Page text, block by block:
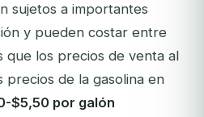
sujetos a importantes
y pueden costar entre
que los precios de venta al
precios de la gasolina en
$5,50 por galón